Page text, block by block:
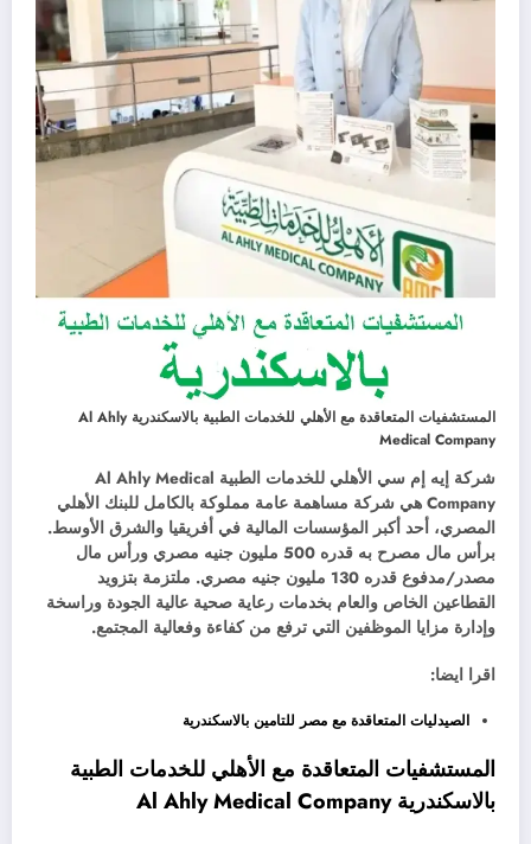
المستشفيات المتعاقدة مع الأهلي للخدمات الطبية بالاسكندرية Al Ahly
Medical Company
شركة إيه إم سي الأهلي للخدمات الطبية Al Ahly Medical
Company هي شركة مساهمة عامة مملوكة بالكامل للبنك الأهلي
المصري، أحد أكبر المؤسسات المالية في أفريقيا والشرق الأوسط.
برأس مال مصرح به قدره 500 مليون جنيه مصري ورأس مال
مصدر/مدفوع قدره 130 مليون جنيه مصري. ملتزمة بتزويد
القطاعين الخاص والعام بخدمات رعاية صحية عالية الجودة وراسخة
وإدارة مزايا الموظفين التي ترفع من كفاءة وفعالية المجتمع.
اقرا ايضا:
الصيدليات المتعاقدة مع مصر للتامين بالاسكندرية
المستشفيات المتعاقدة مع الأهلي للخدمات الطبية
بالاسكندرية Al Ahly Medical Company